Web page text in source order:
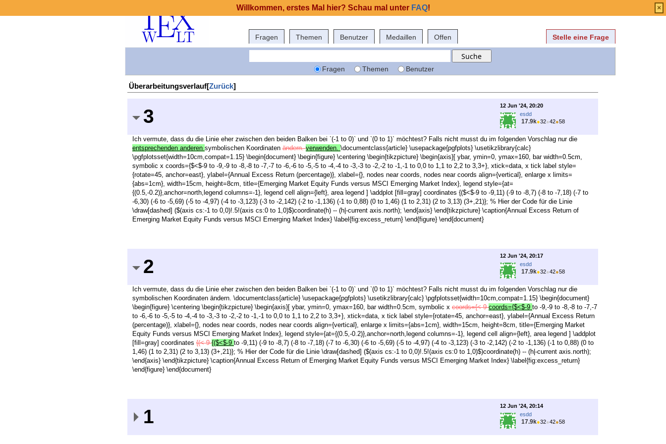
Fragen Themen Benutzer Medaillen Offen Stelle eine Frage
Fragen Themen Benutzer
Überarbeitungsverlauf[Zurück]
3
12 Jun '24, 20:20
esdd
17.9k●32●42●58
Ich vermute, dass du die Linie eher zwischen den beiden Balken bei `(-1 to 0)` und `(0 to 1)` möchtest? Falls nicht musst du im folgenden Vorschlag nur die
entsprechenden anderen symbolischen Koordinaten ändern.verwenden. \documentclass{article} \usepackage{pgfplots} \usetikzlibrary{calc}
\pgfplotsset{width=10cm,compat=1.15} \begin{document} \begin{figure} \centering \begin{tikzpicture} \begin{axis}[ ybar, ymin=0, ymax=160, bar width=0.5cm,
symbolic x coords={$<$-9 to -9,-9 to -8,-8 to -7,-7 to -6,-6 to -5,-5 to -4,-4 to -3,-3 to -2,-2 to -1,-1 to 0,0 to 1,1 to 2,2 to 3,3+}, xtick=data, x tick label style=
{rotate=45, anchor=east}, ylabel={Annual Excess Return (percentage)}, xlabel={}, nodes near coords, nodes near coords align={vertical}, enlarge x limits=
{abs=1cm}, width=15cm, height=8cm, title={Emerging Market Equity Funds versus MSCI Emerging Market Index}, legend style={at=
{(0.5,-0.2)},anchor=north,legend columns=-1}, legend cell align={left}, area legend ] \addplot [fill=gray] coordinates {($<$-9 to -9,11) (-9 to -8,7) (-8 to -7,18) (-7 to
-6,30) (-6 to -5,69) (-5 to -4,97) (-4 to -3,123) (-3 to -2,142) (-2 to -1,136) (-1 to 0,88) (0 to 1,46) (1 to 2,31) (2 to 3,13) (3+,21)}; % Hier der Code für die Linie
\draw[dashed] ($(axis cs:-1 to 0,0)!.5!(axis cs:0 to 1,0)$)coordinate(h) -- (h|-current axis.north); \end{axis} \end{tikzpicture} \caption{Annual Excess Return of
Emerging Market Equity Funds versus MSCI Emerging Market Index} \label{fig:excess_return} \end{figure} \end{document}
2
12 Jun '24, 20:17
esdd
17.9k●32●42●58
Ich vermute, dass du die Linie eher zwischen den beiden Balken bei `(-1 to 0)` und `(0 to 1)` möchtest? Falls nicht musst du im folgenden Vorschlag nur die
symbolischen Koordinaten ändern. \documentclass{article} \usepackage{pgfplots} \usetikzlibrary{calc} \pgfplotsset{width=10cm,compat=1.15} \begin{document}
\begin{figure} \centering \begin{tikzpicture} \begin{axis}[ ybar, ymin=0, ymax=160, bar width=0.5cm, symbolic x coords={<-9coords={$<$-9 to -9,-9 to -8,-8 to -7,-7
to -6,-6 to -5,-5 to -4,-4 to -3,-3 to -2,-2 to -1,-1 to 0,0 to 1,1 to 2,2 to 3,3+}, xtick=data, x tick label style={rotate=45, anchor=east}, ylabel={Annual Excess Return
(percentage)}, xlabel={}, nodes near coords, nodes near coords align={vertical}, enlarge x limits={abs=1cm}, width=15cm, height=8cm, title={Emerging Market
Equity Funds versus MSCI Emerging Market Index}, legend style={at={(0.5,-0.2)},anchor=north,legend columns=-1}, legend cell align={left}, area legend ] \addplot
[fill=gray] coordinates {(<-9{($<$-9 to -9,11) (-9 to -8,7) (-8 to -7,18) (-7 to -6,30) (-6 to -5,69) (-5 to -4,97) (-4 to -3,123) (-3 to -2,142) (-2 to -1,136) (-1 to 0,88) (0 to
1,46) (1 to 2,31) (2 to 3,13) (3+,21)}; % Hier der Code für die Linie \draw[dashed] ($(axis cs:-1 to 0,0)!.5!(axis cs:0 to 1,0)$)coordinate(h) -- (h|-current axis.north);
\end{axis} \end{tikzpicture} \caption{Annual Excess Return of Emerging Market Equity Funds versus MSCI Emerging Market Index} \label{fig:excess_return}
\end{figure} \end{document}
1
12 Jun '24, 20:14
esdd
17.9k●32●42●58
Willkommen, erstes Mal hier? Schau mal unter FAQ! ×